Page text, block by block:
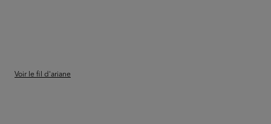
Voir le fil d'ariane